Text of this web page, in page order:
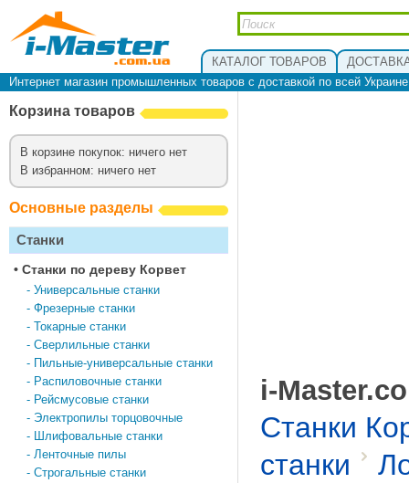
КАТАЛОГ ТОВАРОВ
Интернет магазин промышленных товаров с доставкой по всей
Корзина товаров
В корзине покупок: ничего нет
В избранном: ничего нет
Основные разделы
Станки
• Cтанки по дереву Корвет
- Универсальные станки
- Фрезерные станки
- Токарные станки
- Сверлильные станки
- Пильные-универсальные станки
- Распиловочные станки
- Рейсмусовые станки
- Электропилы торцовочные
- Шлифовальные станки
- Ленточные пилы
- Строгальные станки
i-
Станки
станки